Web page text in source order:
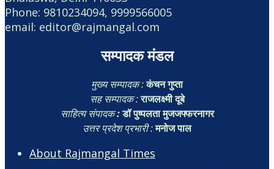
Phone: 9810234094, 9999566005
email: editor@rajmangal.com
सम्पादक मंडल
मुख्य सम्पादक :कंचन गुप्ता
सह सम्पादक :राजलक्ष्मी दूबे
साहित्य संपादक:डॉ पुष्पलता मुजजफ्फरनागर
उत्तर प्रदेश प्रभारी :मनोज पाल
About Rajmangal Times